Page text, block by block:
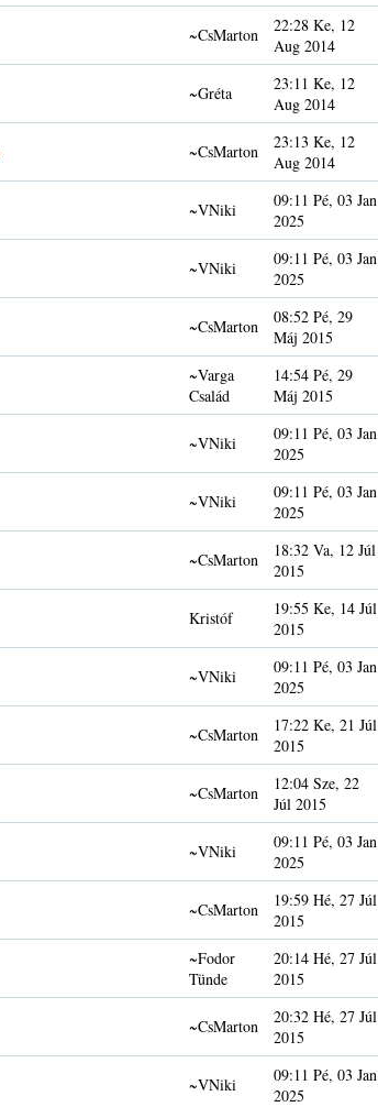
~CsMarton
22:28 Ke, 12
Aug 2014
~Gréta
23:11 Ke, 12
Aug 2014
~CsMarton
23:13 Ke, 12
Aug 2014
~VNiki
09:11 Pé, 03 Jan
2025
~VNiki
09:11 Pé, 03 Jan
2025
~CsMarton
08:52 Pé, 29
Máj 2015
~Varga
Család
14:54 Pé, 29
Máj 2015
~VNiki
09:11 Pé, 03 Jan
2025
~VNiki
09:11 Pé, 03 Jan
2025
~CsMarton
18:32 Va, 12 Júl
2015
Kristóf
19:55 Ke, 14 Júl
2015
~VNiki
09:11 Pé, 03 Jan
2025
~CsMarton
17:22 Ke, 21 Júl
2015
~CsMarton
12:04 Sze, 22
Júl 2015
~VNiki
09:11 Pé, 03 Jan
2025
~CsMarton
19:59 Hé, 27 Júl
2015
~Fodor
Tünde
20:14 Hé, 27 Júl
2015
~CsMarton
20:32 Hé, 27 Júl
2015
~VNiki
09:11 Pé, 03 Jan
2025